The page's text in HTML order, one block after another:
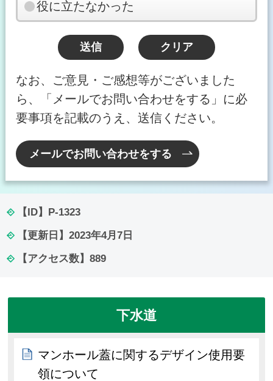
役に立たなかった
なお、ご意見・ご感想等がございました
ら、「メールでお問い合わせをする」に必
要事項を記載のうえ、送信ください。
メールでお問い合わせをする
【ID】 P-1323
【更新日】 2023年4月7日
【アクセス数】 889
下水道
マンホール蓋に関するデザイン使用要
領について